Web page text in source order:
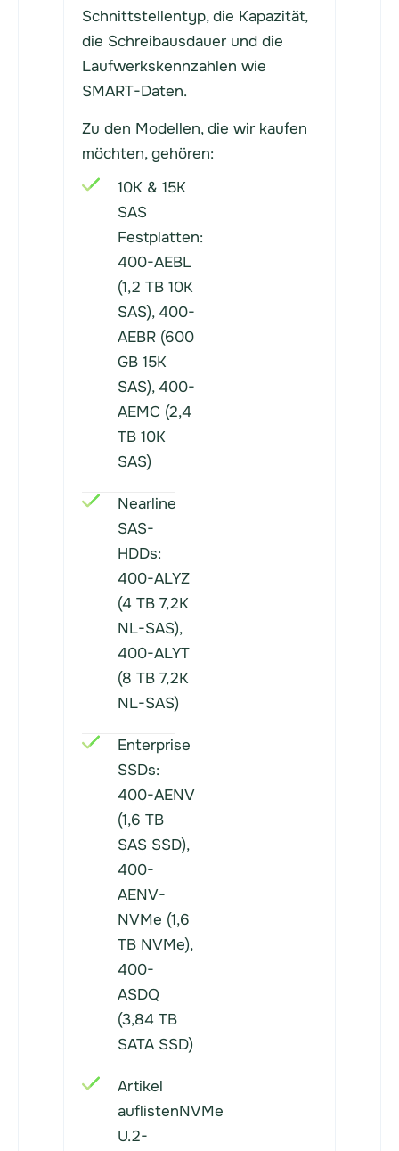
Schnittstellentyp, die Kapazität,
die Schreibausdauer und die
Laufwerkskennzahlen wie
SMART-Daten.
Zu den Modellen, die wir kaufen
möchten, gehören:
10K & 15K
SAS
Festplatten:
400-AEBL
(1,2 TB 10K
SAS), 400-
AEBR (600
GB 15K
SAS), 400-
AEMC (2,4
TB 10K
SAS)
Nearline
SAS-
HDDs:
400-ALYZ
(4 TB 7,2K
NL-SAS),
400-ALYT
(8 TB 7,2K
NL-SAS)
Enterprise
SSDs:
400-AENV
(1,6 TB
SAS SSD),
400-
AENV-
NVMe (1,6
TB NVMe),
400-
ASDQ
(3,84 TB
SATA SSD)
Artikel
auflistenNVMe
U.2-